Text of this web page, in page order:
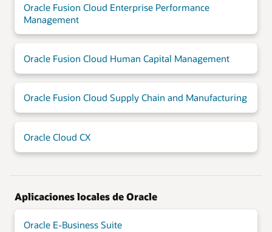
Oracle Fusion Cloud Enterprise Performance
Management
Oracle Fusion Cloud Human Capital Management
Oracle Fusion Cloud Supply Chain and Manufacturing
Oracle Cloud CX
Aplicaciones locales de Oracle
Oracle E-Business Suite